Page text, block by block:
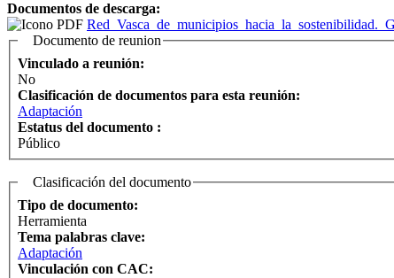
Documentos de descarga:
Documento de reunion
Vinculado a reunión:
No
Clasificación de documentos para esta reunión:
Adaptación
Estatus del documento :
Público
Clasificación del documento
Tipo de documento:
Herramienta
Tema palabras clave:
Adaptación
Vinculación con CAC: